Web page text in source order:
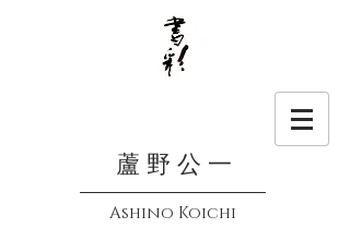
蘆 野 公 一
Ashino Koichi